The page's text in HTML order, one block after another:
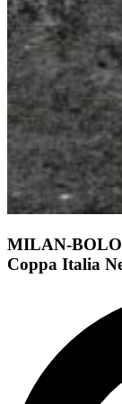
MILAN-
Coppa Italia